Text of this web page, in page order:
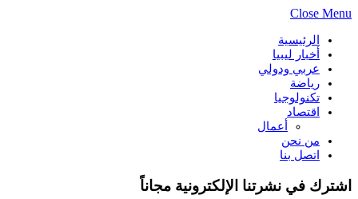
Close Menu
الرئيسية
أخبار ليبيا
عربي ودولي
رياضة
تكنولوجيا
اقتصاد
أعمال
من نحن
اتصل بنا
اشترك في نشرتنا الإلكترونية مجاناً